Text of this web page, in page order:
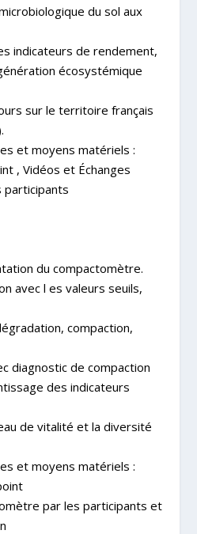
du sol aux
indicateurs de rendement,
écosystémique
sur le territoire français
et moyens matériels :
, Vidéos et Échanges
participants
du compactomètre.
avec l es valeurs seuils,
compaction,
diagnostic de compaction
des indicateurs
de vitalité et la diversité
et moyens matériels :
par les participants et